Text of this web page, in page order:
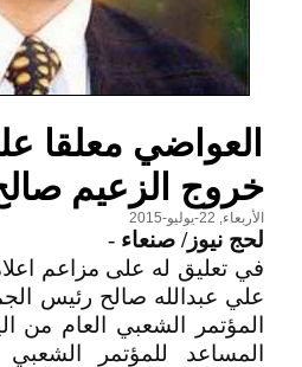
العواضي معلقا
خروج الزعيم
الأربعاء, 22-يوليو-2015
لحج نيوز/ صنعاء -
في تعليق له على مزاعم
علي عبدالله صالح رئيس
المؤتمر الشعبي العام من
المساعد للمؤتمر الشعبي